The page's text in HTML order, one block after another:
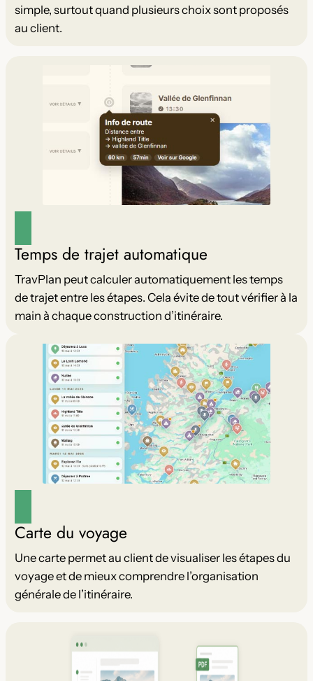
simple, surtout quand plusieurs choix sont proposés
au client.
Temps de trajet automatique
TravPlan peut calculer automatiquement les temps
de trajet entre les étapes. Cela évite de tout vérifier à la
main à chaque construction d’itinéraire.
Carte du voyage
Une carte permet au client de visualiser les étapes du
voyage et de mieux comprendre l’organisation
générale de l’itinéraire.